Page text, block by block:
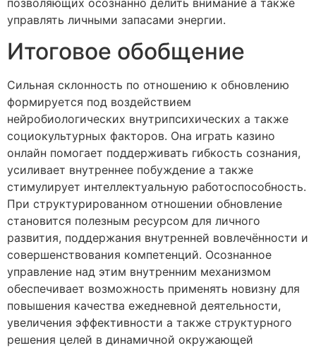
управлять личными запасами энергии.
Итоговое обобщение
Сильная склонность по отношению к обновлению
формируется под воздействием
нейробиологических внутрипсихических а также
социокультурных факторов. Она играть казино
онлайн помогает поддерживать гибкость сознания,
усиливает внутреннее побуждение а также
стимулирует интеллектуальную работоспособность.
При структурированном отношении обновление
становится полезным ресурсом для личного
развития, поддержания внутренней вовлечённости и
совершенствования компетенций. Осознанное
управление над этим внутренним механизмом
обеспечивает возможность применять новизну для
повышения качества ежедневной деятельности,
увеличения эффективности а также структурного
решения целей в динамичной окружающей